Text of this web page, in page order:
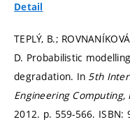
Detail
TEPLÝ, B.;
D. Probabilistic
degradation. In 5th
Engineering Computing,
2012. p. 559-566. ISBN: